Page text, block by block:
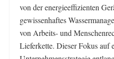
von der energieeffizienten
gewissenhaftes
von Arbeits- und
Lieferkette. Dieser Fokus auf